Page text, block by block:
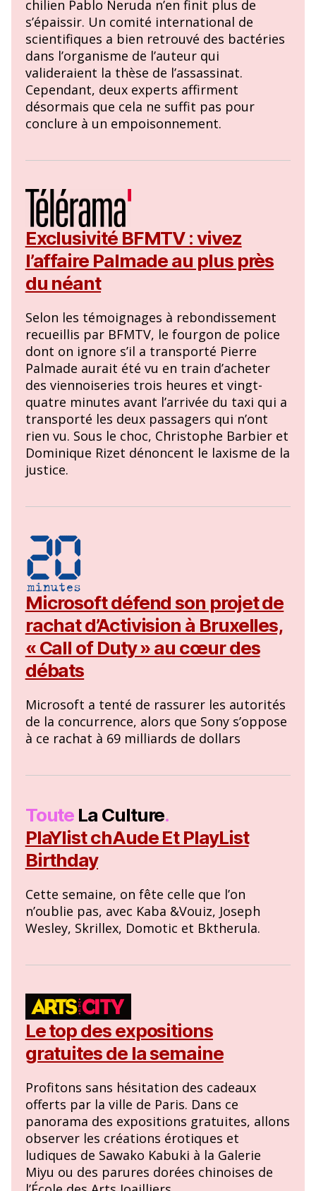
chilien Pablo Neruda n’en finit plus de
s’épaissir. Un comité international de
scientifiques a bien retrouvé des bactéries
dans l’organisme de l’auteur qui
valideraient la thèse de l’assassinat.
Cependant, deux experts affirment
désormais que cela ne suffit pas pour
conclure à un empoisonnement.
Exclusivité BFMTV : vivez
l’affaire Palmade au plus près
du néant
Selon les témoignages à rebondissement
recueillis par BFMTV, le fourgon de police
dont on ignore s’il a transporté Pierre
Palmade aurait été vu en train d’acheter
des viennoiseries trois heures et vingt-
quatre minutes avant l’arrivée du taxi qui a
transporté les deux passagers qui n’ont
rien vu. Sous le choc, Christophe Barbier et
Dominique Rizet dénoncent le laxisme de la
justice.
Microsoft défend son projet de
rachat d’Activision à Bruxelles,
« Call of Duty » au cœur des
débats
Microsoft a tenté de rassurer les autorités
de la concurrence, alors que Sony s’oppose
à ce rachat à 69 milliards de dollars
Toute La Culture.
PlaYlist chAude Et PlayList
Birthday
Cette semaine, on fête celle que l’on
n’oublie pas, avec Kaba &Vouiz, Joseph
Wesley, Skrillex, Domotic et Bktherula.
Le top des expositions
gratuites de la semaine
Profitons sans hésitation des cadeaux
offerts par la ville de Paris. Dans ce
panorama des expositions gratuites, allons
observer les créations érotiques et
ludiques de Sawako Kabuki à la Galerie
Miyu ou des parures dorées chinoises de